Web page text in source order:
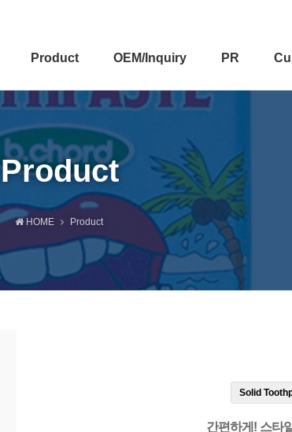
Product OEM/Inquiry PR
Product
HOME Product
Solid
간편하게! 스타